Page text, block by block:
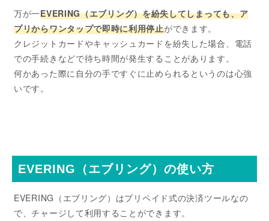
万が一EVERING（エブリング）を紛失してしまっても、ア
プリからワンタップで即時に利用停止ができます。
クレジットカードやキャッシュカードを紛失した場合、電話
での手続きなどで待ち時間が発生することがあります。
何かあった際に自分の手ですぐに止められるというのは心強
いです。
EVERING（エブリング）の使い方
EVERING（エブリング）はプリペイド式の決済ツールなの
で、チャージして利用することができます。